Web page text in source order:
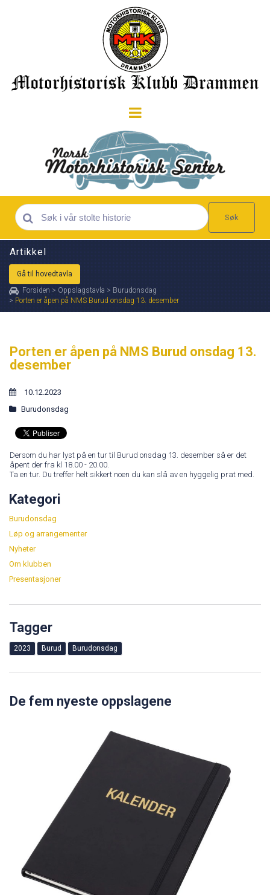
Søk
Artikkel
Gå til hovedtavla
Forsiden > Oppslagstavla > Burudonsdag
> Porten er åpen på NMS Burud onsdag 13. desember
Porten er åpen på NMS Burud onsdag 13.
desember
10.12.2023
Burudonsdag
Dersom du har lyst på en tur til Burud onsdag 13. desember så er det
åpent der fra kl 18.00 - 20.00.
Ta en tur. Du treffer helt sikkert noen du kan slå av en hyggelig prat med.
Kategori
Burudonsdag
Løp og arrangementer
Nyheter
Om klubben
Presentasjoner
Tagger
2023 Burud Burudonsdag
De fem nyeste oppslagene